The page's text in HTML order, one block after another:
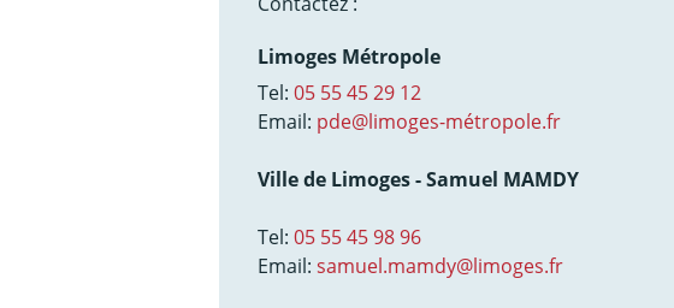
Limoges Métropole
Tel: 05 55 45 29 12
Email: pde@limoges-métropole.fr
Ville de Limoges - Samuel MAMDY
Tel: 05 55 45 98 96
Email: samuel.mamdy@limoges.fr